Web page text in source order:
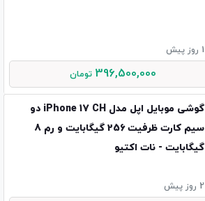
1 روز پیش
396,500,000 تومان
گوشی موبایل اپل مدل iPhone 17 CH دو
سیم کارت ظرفیت 256 گیگابایت و رم 8
گیگابایت - نات اکتیو
2 روز پیش